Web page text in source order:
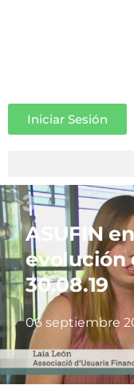
Iniciar Sesión
ASUFIN
evolución
30.08.19
06 septiembre